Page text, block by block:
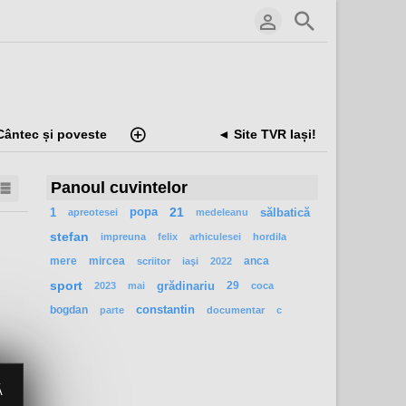
și poveste ◄ Site TVR Iași!
Panoul cuvintelor
1 apreotesei popa 21 medeleanu
sălbatică
stefan
impreuna felix arhiculesei hordila
mere mircea scriitor iaşi 2022 anca
sport 2023 mai grădinariu 29 coca
bogdan parte constantin documentar c